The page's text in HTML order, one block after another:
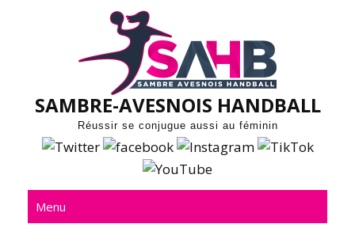
SAMBRE-AVESNOIS HANDBALL
Réussir se conjugue aussi au féminin
Menu